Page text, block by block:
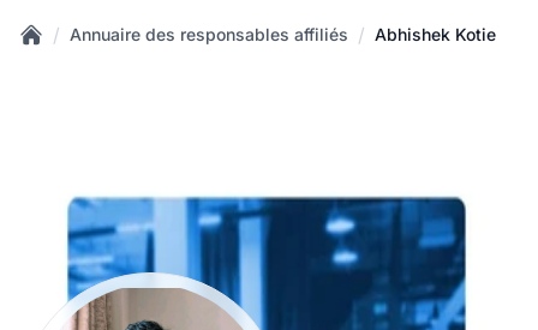
/ Annuaire des responsables affiliés / Abhishek Kotie